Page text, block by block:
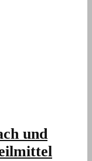
und